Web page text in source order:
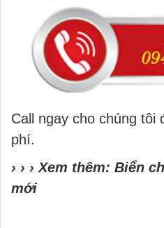
Call ngay cho chúng
phí.
› › › Xem thêm: Biển
mới